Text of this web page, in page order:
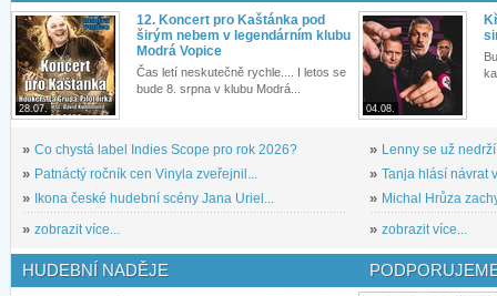
28.07.
12. Koncert pro Kaštánka pod
širým nebem v legendárním klubu
Modrá Vopice
Čas letí neskutečně rychle.... I letos se
bude 8. srpna v klubu Modrá...
» Co chystá label Indies Scope pro rok 2026?
» Patnáctý ročník cen Vinyla zveřejnil...
» Ikona české hudební scény Jana Uriel...
» zobrazit více...
04.08.
» Lenny se už
» Tanja hlásí návrat
» Michal Hrůza
» zobrazit více...
HUDEBNÍ NADĚJE